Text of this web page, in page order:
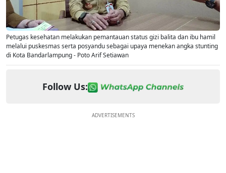
Petugas kesehatan melakukan pemantauan status gizi balita dan ibu hamil
melalui puskesmas serta posyandu sebagai upaya menekan angka stunting
di Kota Bandarlampung - Poto Arif Setiawan
Follow Us:
ADVERTISEMENTS